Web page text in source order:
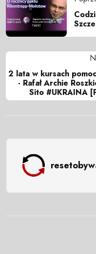
2 lata w kursach
- Rafał Archie
Sito #UKRAINA